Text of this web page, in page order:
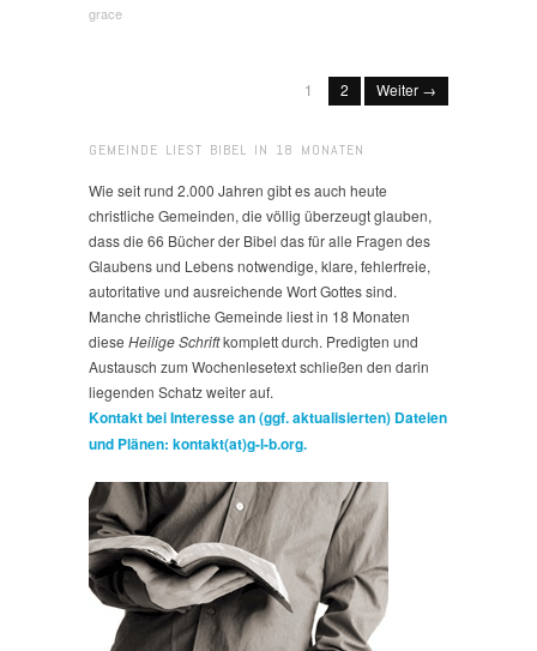
grace
1 2 Weiter →
GEMEINDE LIEST BIBEL IN 18 MONATEN
Wie seit rund 2.000 Jahren gibt es auch heute
christliche Gemeinden, die völlig überzeugt glauben,
dass die 66 Bücher der Bibel das für alle Fragen des
Glaubens und Lebens notwendige, klare, fehlerfreie,
autoritative und ausreichende Wort Gottes sind.
Manche christliche Gemeinde liest in 18 Monaten
diese Heilige Schriftkomplett durch. Predigten und
Austausch zum Wochenlesetext schließen den darin
liegenden Schatz weiter auf.
Kontakt bei Interesse an (ggf. aktualisierten) Dateien
und Plänen: kontakt(at)g-l-b.org.